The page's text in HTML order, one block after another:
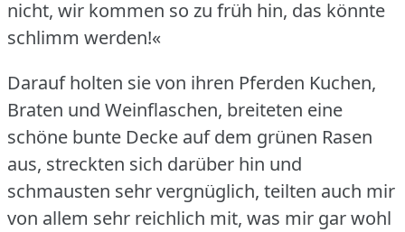
nicht, wir kommen so zu früh hin, das könnte
schlimm werden!«
Darauf holten sie von ihren Pferden Kuchen,
Braten und Weinflaschen, breiteten eine
schöne bunte Decke auf dem grünen Rasen
aus, streckten sich darüber hin und
schmausten sehr vergnüglich, teilten auch mir
von allem sehr reichlich mit, was mir gar wohl